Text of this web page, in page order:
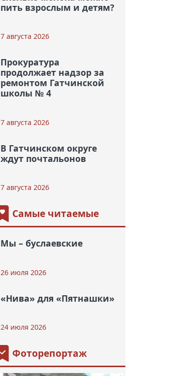
пить взрослым и детям?
7 августа 2026
Прокуратура
продолжает надзор за
ремонтом Гатчинской
школы № 4
7 августа 2026
В Гатчинском округе
ждут почтальонов
7 августа 2026
Самые читаемые
Мы – буслаевские
26 июля 2026
«Нива» для «Пятнашки»
24 июля 2026
Фоторепортаж